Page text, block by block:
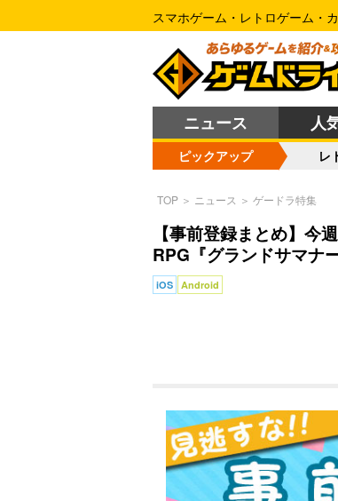
スマホゲーム・レトロゲーム・
ニュース 人
ピックアップ レ
TOP ＞ ニュース ＞ ゲードラ特集
【事前登録まとめ】今
RPG『グランドサマナ
iOS Android